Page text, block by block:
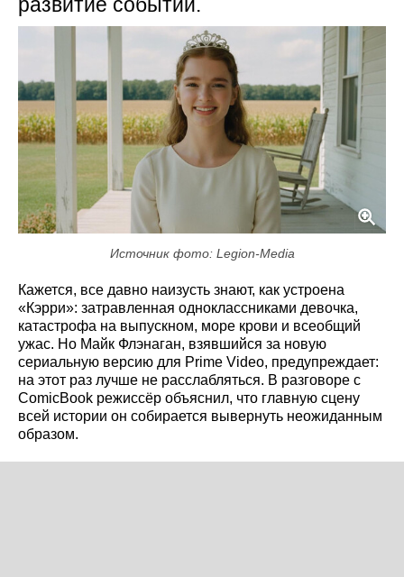
развитие событий.
Источник фото: Legion-Media
Кажется, все давно наизусть знают, как устроена
«Кэрри»: затравленная одноклассниками девочка,
катастрофа на выпускном, море крови и всеобщий
ужас. Но Майк Флэнаган, взявшийся за новую
сериальную версию для Prime Video, предупреждает:
на этот раз лучше не расслабляться. В разговоре с
ComicBook режиссёр объяснил, что главную сцену
всей истории он собирается вывернуть неожиданным
образом.